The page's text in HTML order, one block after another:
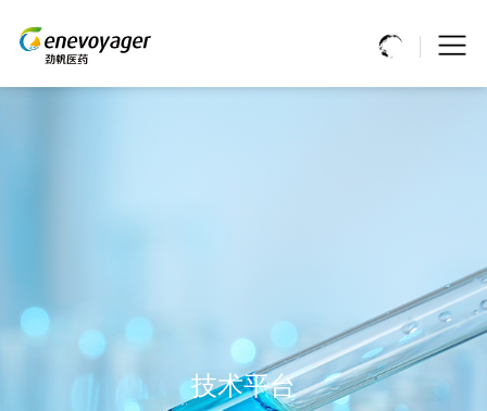
技术平台
基因研究基础研究CRO服务
技术平台